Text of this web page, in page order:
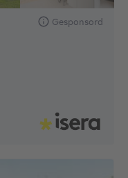
Gesponsord